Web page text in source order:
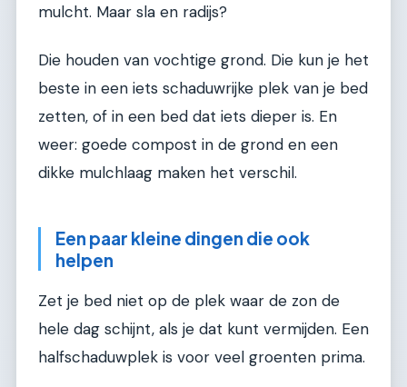
mulcht. Maar sla en radijs?
Die houden van vochtige grond. Die kun je het
beste in een iets schaduwrijke plek van je bed
zetten, of in een bed dat iets dieper is. En
weer: goede compost in de grond en een
dikke mulchlaag maken het verschil.
Een paar kleine dingen die ook
helpen
Zet je bed niet op de plek waar de zon de
hele dag schijnt, als je dat kunt vermijden. Een
halfschaduwplek is voor veel groenten prima.